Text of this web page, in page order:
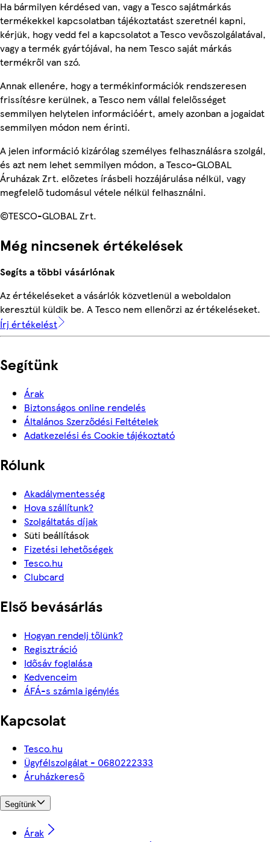
Ha bármilyen kérdésed van, vagy a Tesco sajátmárkás
termékekkel kapcsolatban tájékoztatást szeretnél kapni,
kérjük, hogy vedd fel a kapcsolatot a Tesco vevőszolgálatával,
vagy a termék gyártójával, ha nem Tesco saját márkás
termékről van szó.
Annak ellenére, hogy a termékinformációk rendszeresen
frissítésre kerülnek, a Tesco nem vállal felelősséget
semmilyen helytelen információért, amely azonban a jogaidat
semmilyen módon nem érinti.
A jelen információ kizárólag személyes felhasználásra szolgál,
és azt nem lehet semmilyen módon, a Tesco-GLOBAL
Áruházak Zrt. előzetes írásbeli hozzájárulása nélkül, vagy
megfelelő tudomásul vétele nélkül felhasználni.
©TESCO-GLOBAL Zrt.
Még nincsenek értékelések
Segíts a többi vásárlónak
Az értékeléseket a vásárlók közvetlenül a weboldalon
keresztül küldik be. A Tesco nem ellenőrzi az értékeléseket.
Írj értékelést
Segítünk
Árak
Biztonságos online rendelés
Általános Szerződési Feltételek
Adatkezelési és Cookie tájékoztató
Rólunk
Akadálymentesség
Hova szállítunk?
Szolgáltatás díjak
Süti beállítások
Fizetési lehetőségek
Tesco.hu
Clubcard
Első bevásárlás
Hogyan rendelj tőlünk?
Regisztráció
Idősáv foglalása
Kedvenceim
ÁFÁ-s számla igénylés
Kapcsolat
Tesco.hu
Ügyfélszolgálat - 0680222333
Áruházkereső
Segítünk
Árak